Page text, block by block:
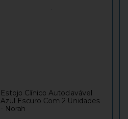
Estojo Clínico Autoclavável
Azul Escuro Com 2 Unidades
- Norah